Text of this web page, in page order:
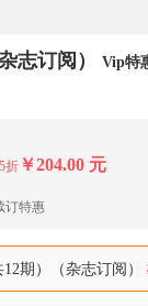
志订阅） Vip特
折 ￥204.00 元
订特惠
期）（杂志订阅）